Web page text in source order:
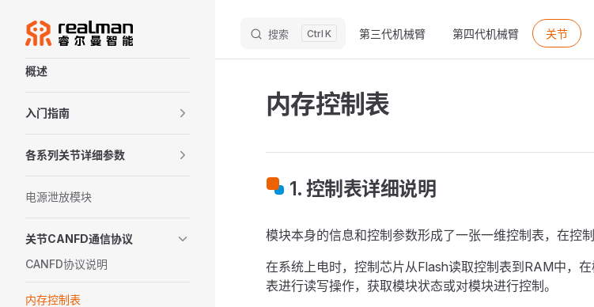
Skip to content
搜索 K 第三代机械臂 第四代机械臂 关节
概述
入门指南
各系列关节详细参数
电源泄放模块
关节CANFD通信协议
CANFD协议说明
内存控制表
内存控制表
1. 控制表详细说明
模块本身的信息和控制参数形成了一张一维控制表，在控
在系统上电时，控制芯片从Flash读取控制表到RAM中，
表进行读写操作，获取模块状态或对模块进行控制。